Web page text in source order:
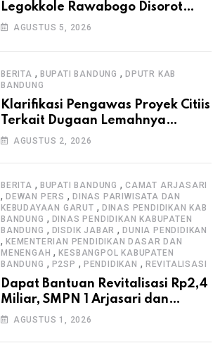
Legokkole Rawabogo Disorot
Warga, Selesai Tanpa Papan
AGUSTUS 5, 2026
BERITA , BUPATI BANDUNG ,DPUTR KAB
BANDUNG
Klarifikasi Pengawas Proyek Citiis
Terkait Dugaan Lemahnya
Pengawasan K3
AGUSTUS 2, 2026
BERITA , BUPATI BANDUNG ,CAMAT ARJASARI
, DEWAN PERS , DINAS PARIWISATA DAN
KEBUDAYAAN GARUT , DINAS PENDIDIKAN KAB
BANDUNG , DINAS PENDIDIKAN KABUPATEN
BANDUNG , DISDIK JABAR ,DUNIA PENDIDIKAN
, KEMENTERIAN PENDIDIKAN DASAR DAN
MENENGAH ,KESBANGPOL KABUPATEN
BANDUNG , P2SP , PENDIDIKAN , REVITALISASI
Dapat Bantuan Revitalisasi Rp2,4
Miliar, SMPN 1 Arjasari dan
Masyarakat Sambut Antusias
AGUSTUS 1, 2026